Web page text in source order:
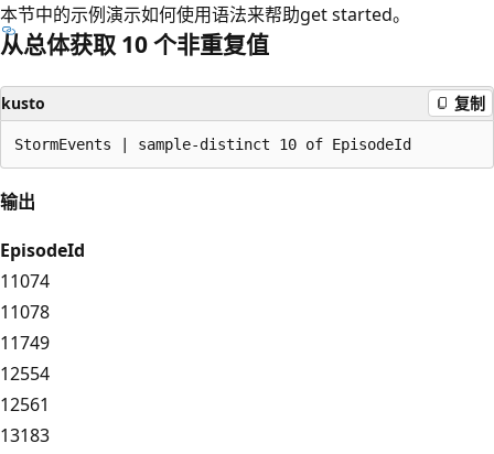
本节中的示例演示如何使用语法来帮助get started。
从总体获取 10 个非重复值
kusto 复制
输出
EpisodeId
11074
11078
11749
12554
12561
13183